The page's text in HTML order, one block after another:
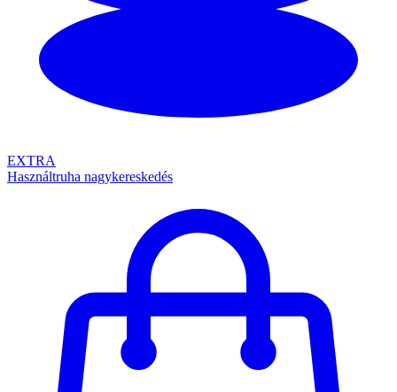
EXTRA
Használtruha nagykereskedés